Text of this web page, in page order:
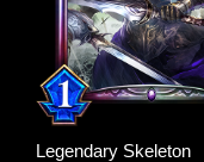
Legendary Skeleton